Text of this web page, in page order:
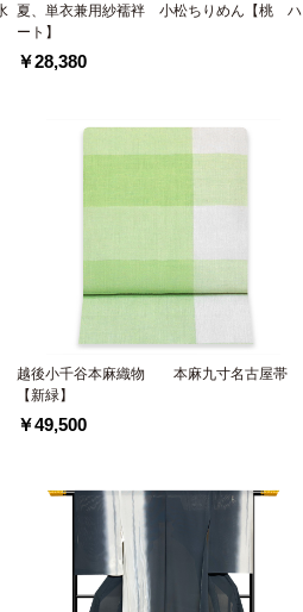
夏、単衣兼用紗襦袢 小松ちりめん【桃 ハ
ート】
￥28,380
越後小千谷本麻織物 本麻九寸名古屋帯
【新緑】
￥49,500